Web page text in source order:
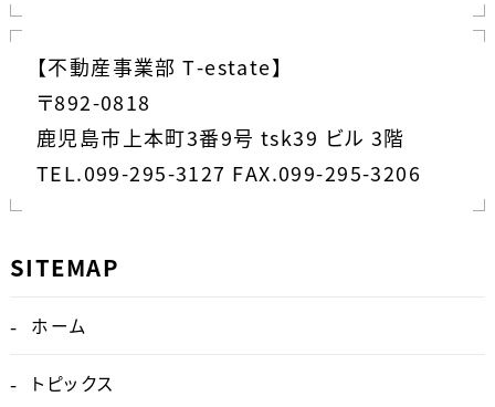
【不動産事業部 T-estate】
〒892-0818
鹿児島市上本町3番9号 tsk39 ビル 3階
TEL.099-295-3127 FAX.099-295-3206
SITEMAP
ホーム
トピックス